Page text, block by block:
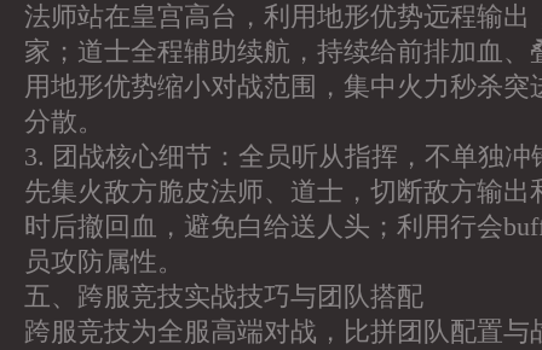
法师站在皇宫高台，利用地形优势远程输出
家；道士全程辅助续航，持续给前排加血、
用地形优势缩小对战范围，集中火力秒杀突
分散。
3. 团战核心细节：全员听从指挥，不单独
先集火敌方脆皮法师、道士，切断敌方输出
时后撤回血，避免白给送人头；利用行会
员攻防属性。
五、跨服竞技实战技巧与团队搭配
跨服竞技为全服高端对战，比拼团队配置与